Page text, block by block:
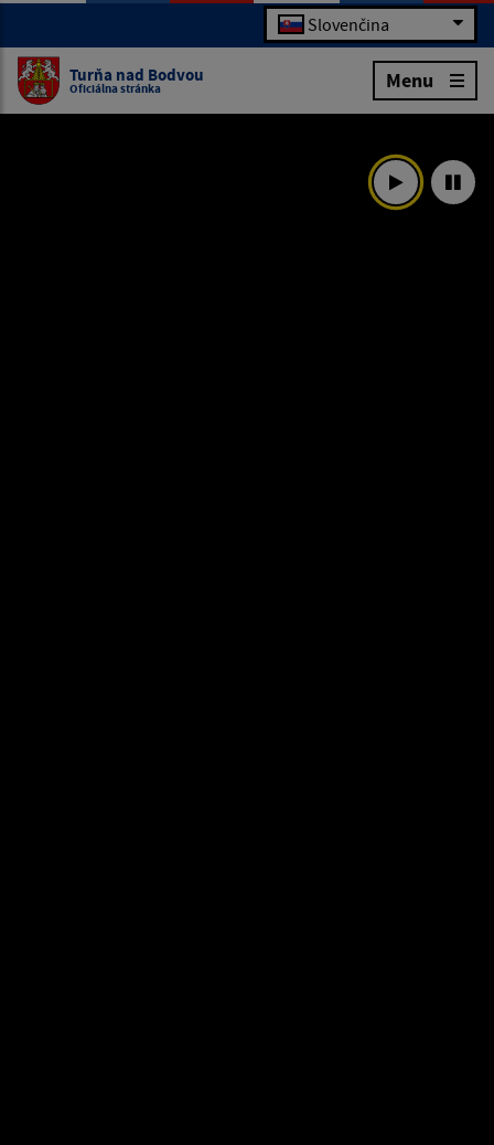
Slovenčina
Turňa nad Bodvou
Oficiálna stránka Menu